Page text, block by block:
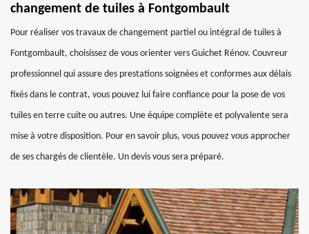
changement de tuiles à Fontgombault
Pour réaliser vos travaux de changement partiel ou intégral de tuiles à
Fontgombault, choisissez de vous orienter vers Guichet Rénov. Couvreur
professionnel qui assure des prestations soignées et conformes aux délais
fixés dans le contrat, vous pouvez lui faire confiance pour la pose de vos
tuiles en terre cuite ou autres. Une équipe complète et polyvalente sera
mise à votre disposition. Pour en savoir plus, vous pouvez vous approcher
de ses chargés de clientèle. Un devis vous sera préparé.